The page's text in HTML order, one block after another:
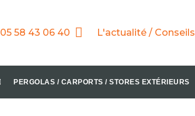
05 58 43 06 40 L'actualité / Conseils
PERGOLAS / CARPORTS / STORES EXTÉRIEURS